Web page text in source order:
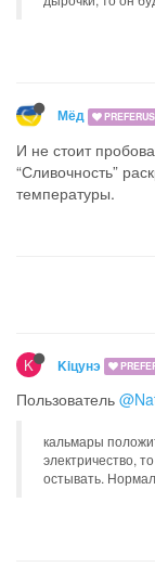
Мёд
И не стоит
“Сливочность”
температуры.
K Kiцунэ
Пользователь
кальмары
электричество,
остывать.